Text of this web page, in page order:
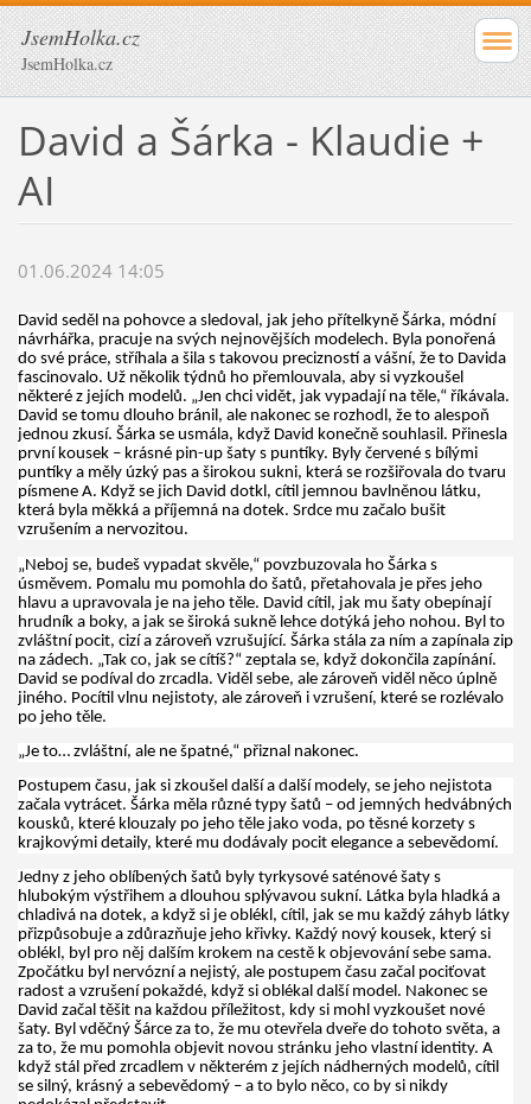
JsemHolka.cz
JsemHolka.cz
David a Šárka - Klaudie +
AI
01.06.2024 14:05
David seděl na pohovce a sledoval, jak jeho přítelkyně Šárka, módní
návrhářka, pracuje na svých nejnovějších modelech. Byla ponořená
do své práce, stříhala a šila s takovou precizností a vášní, že to Davida
fascinovalo. Už několik týdnů ho přemlouvala, aby si vyzkoušel
některé z jejích modelů. „Jen chci vidět, jak vypadají na těle,“ říkávala.
David se tomu dlouho bránil, ale nakonec se rozhodl, že to alespoň
jednou zkusí. Šárka se usmála, když David konečně souhlasil. Přinesla
první kousek – krásné pin-up šaty s puntíky. Byly červené s bílými
puntíky a měly úzký pas a širokou sukni, která se rozšiřovala do tvaru
písmene A. Když se jich David dotkl, cítil jemnou bavlněnou látku,
která byla měkká a příjemná na dotek. Srdce mu začalo bušit
vzrušením a nervozitou.
„Neboj se, budeš vypadat skvěle,“ povzbuzovala ho Šárka s
úsměvem. Pomalu mu pomohla do šatů, přetahovala je přes jeho
hlavu a upravovala je na jeho těle. David cítil, jak mu šaty obepínají
hrudník a boky, a jak se široká sukně lehce dotýká jeho nohou. Byl to
zvláštní pocit, cizí a zároveň vzrušující. Šárka stála za ním a zapínala zip
na zádech. „Tak co, jak se cítíš?“ zeptala se, když dokončila zapínání.
David se podíval do zrcadla. Viděl sebe, ale zároveň viděl něco úplně
jiného. Pocítil vlnu nejistoty, ale zároveň i vzrušení, které se rozlévalo
po jeho těle.
„Je to… zvláštní, ale ne špatné,“ přiznal nakonec.
Postupem času, jak si zkoušel další a další modely, se jeho nejistota
začala vytrácet. Šárka měla různé typy šatů – od jemných hedvábných
kousků, které klouzaly po jeho těle jako voda, po těsné korzety s
krajkovými detaily, které mu dodávaly pocit elegance a sebevědomí.
Jedny z jeho oblíbených šatů byly tyrkysové saténové šaty s
hlubokým výstřihem a dlouhou splývavou sukní. Látka byla hladká a
chladivá na dotek, a když si je oblékl, cítil, jak se mu každý záhyb látky
přizpůsobuje a zdůrazňuje jeho křivky. Každý nový kousek, který si
oblékl, byl pro něj dalším krokem na cestě k objevování sebe sama.
Zpočátku byl nervózní a nejistý, ale postupem času začal pociťovat
radost a vzrušení pokaždé, když si oblékal další model. Nakonec se
David začal těšit na každou příležitost, kdy si mohl vyzkoušet nové
šaty. Byl vděčný Šárce za to, že mu otevřela dveře do tohoto světa, a
za to, že mu pomohla objevit novou stránku jeho vlastní identity. A
když stál před zrcadlem v některém z jejích nádherných modelů, cítil
se silný, krásný a sebevědomý – a to bylo něco, co by si nikdy